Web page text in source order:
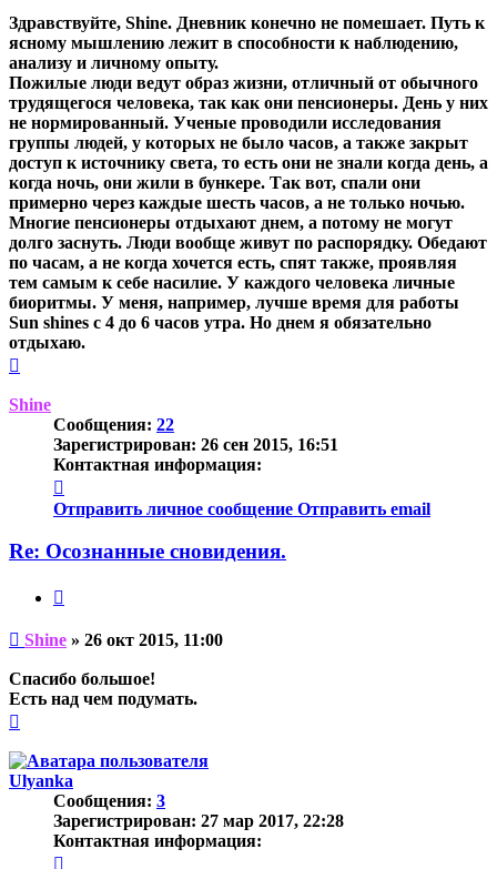
Здравствуйте, Shine. Дневник конечно не помешает. Путь к
ясному мышлению лежит в способности к наблюдению,
анализу и личному опыту.
Пожилые люди ведут образ жизни, отличный от обычного
трудящегося человека, так как они пенсионеры. День у них
не нормированный. Ученые проводили исследования
группы людей, у которых не было часов, а также закрыт
доступ к источнику света, то есть они не знали когда день, а
когда ночь, они жили в бункере. Так вот, спали они
примерно через каждые шесть часов, а не только ночью.
Многие пенсионеры отдыхают днем, а потому не могут
долго заснуть. Люди вообще живут по распорядку. Обедают
по часам, а не когда хочется есть, спят также, проявляя
тем самым к себе насилие. У каждого человека личные
биоритмы. У меня, например, лучше время для работы
Sun shines с 4 до 6 часов утра. Но днем я обязательно
отдыхаю.
началу
Shine
Сообщения: 22
Зарегистрирован: 26 сен 2015, 16:51
Контактная информация:
информация
пользователя
Отправить личное сообщение Отправить email
Re: Осознанные сновидения.
Непрочитанное
Shine » 26 окт 2015, 11:00
Спасибо большое!
Есть над чем подумать.
началу
Ulyanka
Сообщения: 3
Зарегистрирован: 27 мар 2017, 22:28
Контактная информация: